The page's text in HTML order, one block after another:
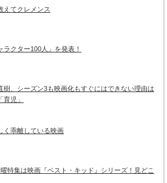
えてクレメンス
ラクター100人」を発表！
樹、シーズン3も映画化もすぐにはできない理由は
育児」
く乖離している映画
特集は映画『ベスト・キッド』シリーズ！見どこ